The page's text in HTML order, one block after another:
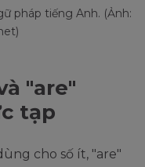
pháp tiếng Anh. (Ảnh:
"are"
tạp
cho số ít, "are"